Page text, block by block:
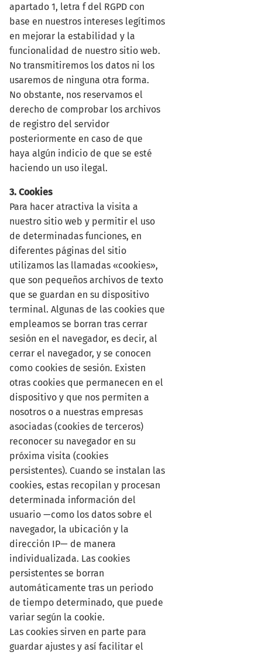
apartado 1, letra f del RGPD con
base en nuestros intereses legítimos
en mejorar la estabilidad y la
funcionalidad de nuestro sitio web.
No transmitiremos los datos ni los
usaremos de ninguna otra forma.
No obstante, nos reservamos el
derecho de comprobar los archivos
de registro del servidor
posteriormente en caso de que
haya algún indicio de que se esté
haciendo un uso ilegal.
3. Cookies
Para hacer atractiva la visita a
nuestro sitio web y permitir el uso
de determinadas funciones, en
diferentes páginas del sitio
utilizamos las llamadas «cookies»,
que son pequeños archivos de texto
que se guardan en su dispositivo
terminal. Algunas de las cookies que
empleamos se borran tras cerrar
sesión en el navegador, es decir, al
cerrar el navegador, y se conocen
como cookies de sesión. Existen
otras cookies que permanecen en el
dispositivo y que nos permiten a
nosotros o a nuestras empresas
asociadas (cookies de terceros)
reconocer su navegador en su
próxima visita (cookies
persistentes). Cuando se instalan las
cookies, estas recopilan y procesan
determinada información del
usuario —como los datos sobre el
navegador, la ubicación y la
dirección IP— de manera
individualizada. Las cookies
persistentes se borran
automáticamente tras un periodo
de tiempo determinado, que puede
variar según la cookie.
Las cookies sirven en parte para
guardar ajustes y así facilitar el